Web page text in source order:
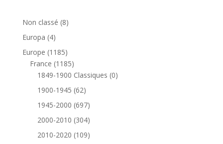
Non classé 88
Europa 44
produits
Europe 11851185
produits
France 11851185
produits
1849-1900 Classiques 00
1900-1945 6262
produits
1945-2000 697697
produits
2000-2010 304304
produits
2010-2020 109109